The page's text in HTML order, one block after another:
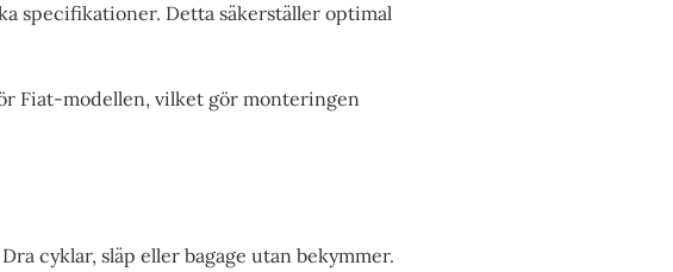
specifikationer. Detta säkerställer optimal
Fiat-modellen, vilket gör monteringen
cyklar, släp eller bagage utan bekymmer.